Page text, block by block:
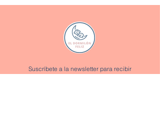
Suscríbete a la newsletter para recibir
promociones y descuentos exclusivos: